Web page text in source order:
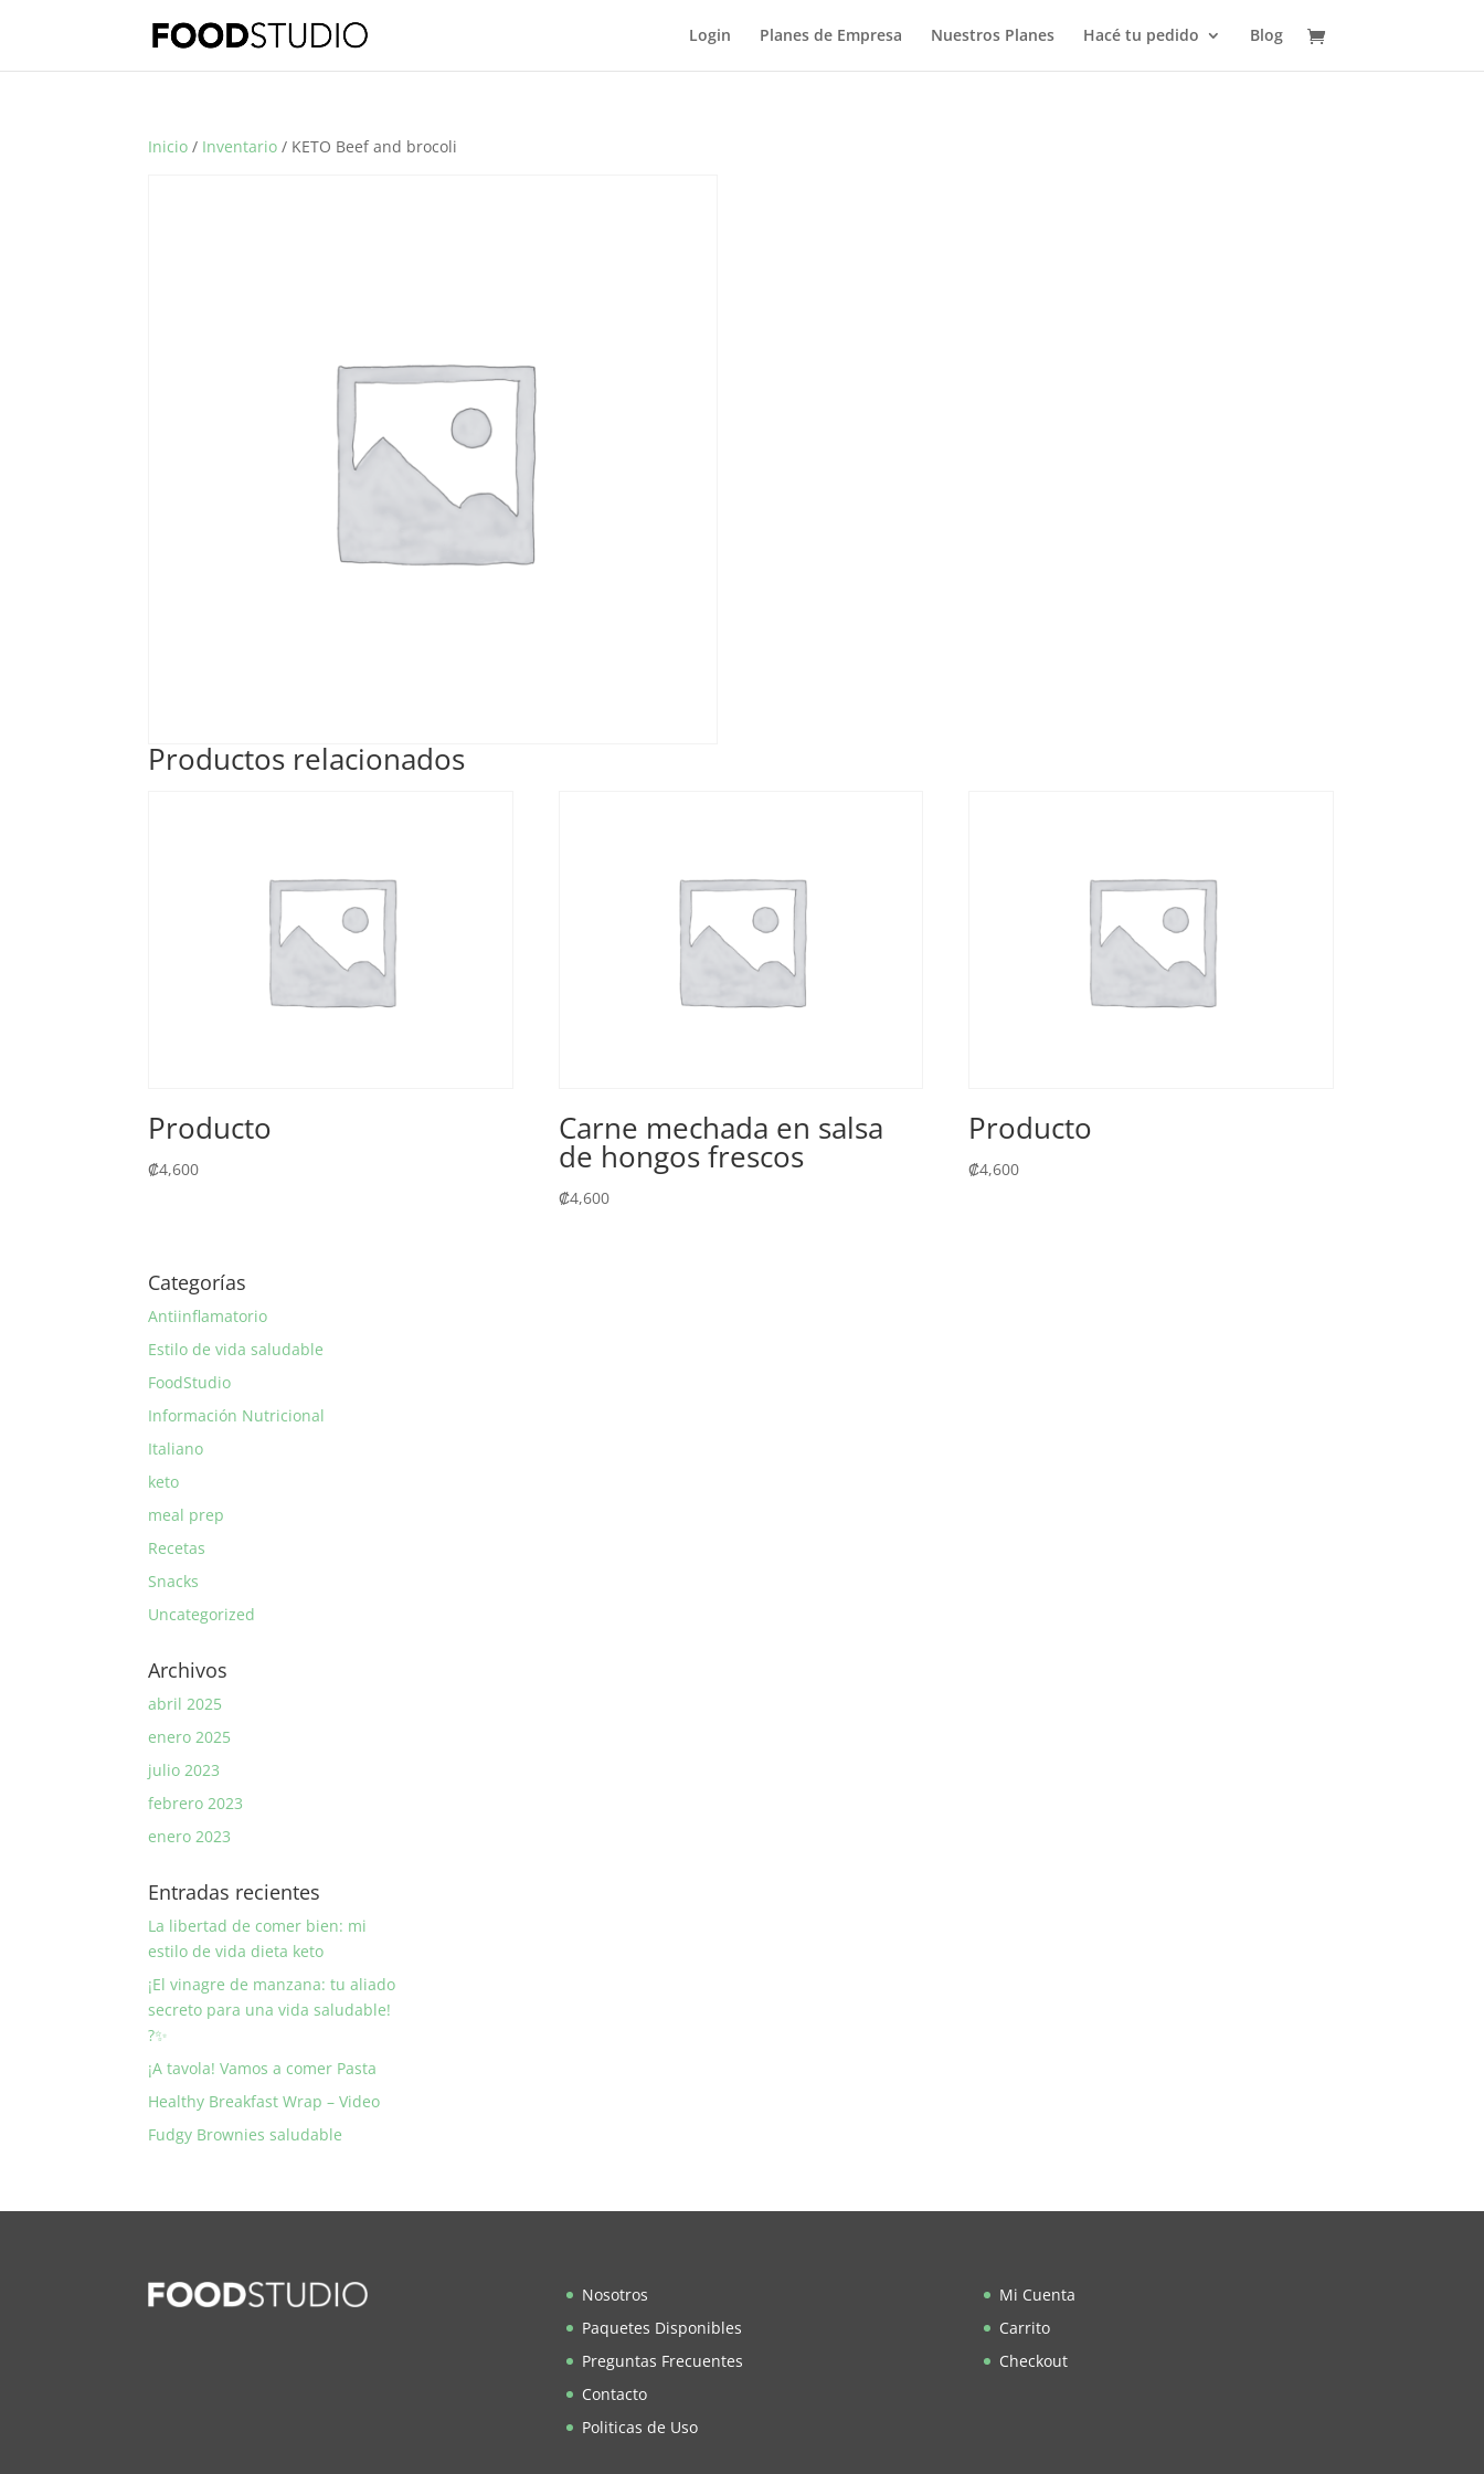
Login Planes de Empresa Nuestros Planes Hacé tu pedido Blog
Inicio / Inventario / KETO Beef and brocoli
Productos relacionados
Producto
₡4,600
Carne mechada en salsa
de hongos frescos
₡4,600
Producto
₡4,600
Categorías
Antiinflamatorio
Estilo de vida saludable
FoodStudio
Información Nutricional
Italiano
keto
meal prep
Recetas
Snacks
Uncategorized
Archivos
abril 2025
enero 2025
julio 2023
febrero 2023
enero 2023
Entradas recientes
La libertad de comer bien: mi
estilo de vida dieta keto
¡El vinagre de manzana: tu aliado
secreto para una vida saludable!
?✨
¡A tavola! Vamos a comer Pasta
Healthy Breakfast Wrap – Video
Fudgy Brownies saludable
Nosotros
Paquetes Disponibles
Preguntas Frecuentes
Contacto
Politicas de Uso
Mi Cuenta
Carrito
Checkout